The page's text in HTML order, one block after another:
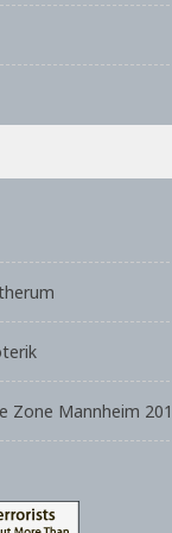
Zone Mannheim